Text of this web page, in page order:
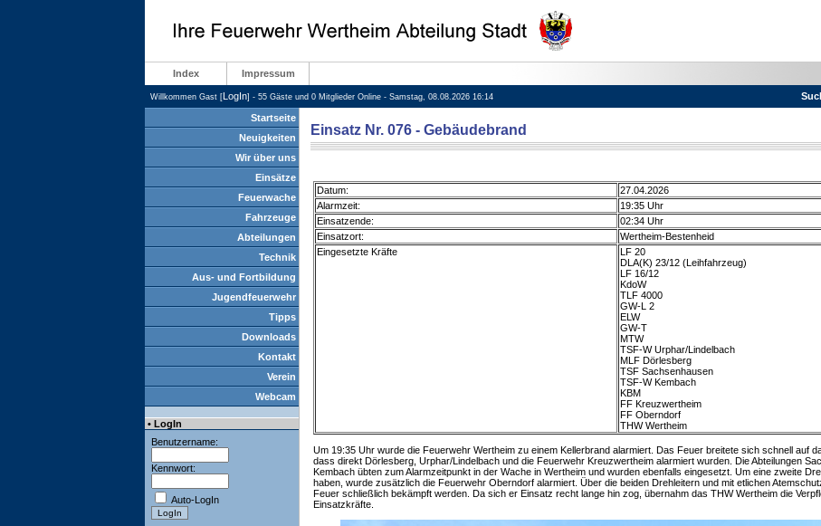
Index Impressum
Willkommen Gast [LogIn] - 55 Gäste und 0 Mitglieder Online - Samstag, 08.08.2026 16:14
Startseite
Neuigkeiten
Wir über uns
Einsätze
Feuerwache
Fahrzeuge
Abteilungen
Technik
Aus- und Fortbildung
Jugendfeuerwehr
Tipps
Downloads
Kontakt
Verein
Webcam
• LogIn
Benutzername:
Kennwort:
Auto-LogIn
Einsatz Nr. 076 - Gebäudebrand
Datum:
27.04.2026
Alarmzeit:
19:35 Uhr
Einsatzende:
02:34 Uhr
Einsatzort:
Wertheim-Bestenheid
Eingesetzte Kräfte
LF 20
DLA(K) 23/12 (Leihfahrzeug)
LF 16/12
KdoW
TLF 4000
GW-L 2
ELW
GW-T
MTW
TSF-W Urphar/Lindelbach
MLF Dörlesberg
TSF Sachsenhausen
TSF-W Kembach
KBM
FF Kreuzwertheim
FF Oberndorf
THW Wertheim
Um 19:35 Uhr wurde die Feuerwehr Wertheim zu einem Kellerbrand alarmiert. Das Feuer breitete sich schnell auf
dass direkt Dörlesberg, Urphar/Lindelbach und die Feuerwehr Kreuzwertheim alarmiert wurden. Die Abteilungen
Kembach übten zum Alarmzeitpunkt in der Wache in Wertheim und wurden ebenfalls eingesetzt. Um eine zweite
haben, wurde zusätzlich die Feuerwehr Oberndorf alarmiert. Über die beiden Drehleitern und mit etlichen
Feuer schließlich bekämpft werden. Da sich er Einsatz recht lange hin zog, übernahm das THW Wertheim die
Einsatzkräfte.